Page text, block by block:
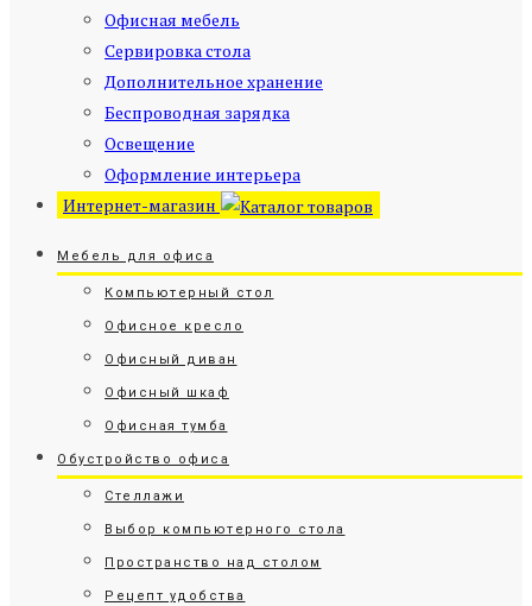
Офисная мебель
Сервировка стола
Дополнительное хранение
Беспроводная зарядка
Освещение
Оформление интерьера
Интернет-магазин
Мебель для офиса
Компьютерный стол
Офисное кресло
Офисный диван
Офисный шкаф
Офисная тумба
Обустройство офиса
Стеллажи
Выбор компьютерного стола
Пространство над столом
Рецепт удобства